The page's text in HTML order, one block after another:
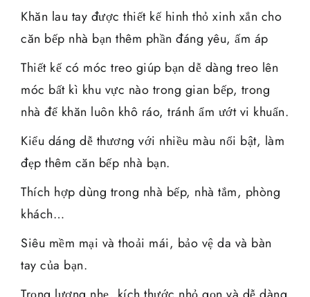
Khăn lau tay được thiết kế hinh thỏ xinh xắn cho
căn bếp nhà bạn thêm phần đáng yêu, ấm áp
Thiết kế có móc treo giúp bạn dễ dàng treo lên
móc bất kì khu vực nào trong gian bếp, trong
nhà để khăn luôn khô ráo, tránh ẩm ướt vi khuẩn.
Kiểu dáng dễ thương với nhiều màu nổi bật, làm
đẹp thêm căn bếp nhà bạn.
Thích hợp dùng trong nhà bếp, nhà tắm, phòng
khách…
Siêu mềm mại và thoải mái, bảo vệ da và bàn
tay của bạn.